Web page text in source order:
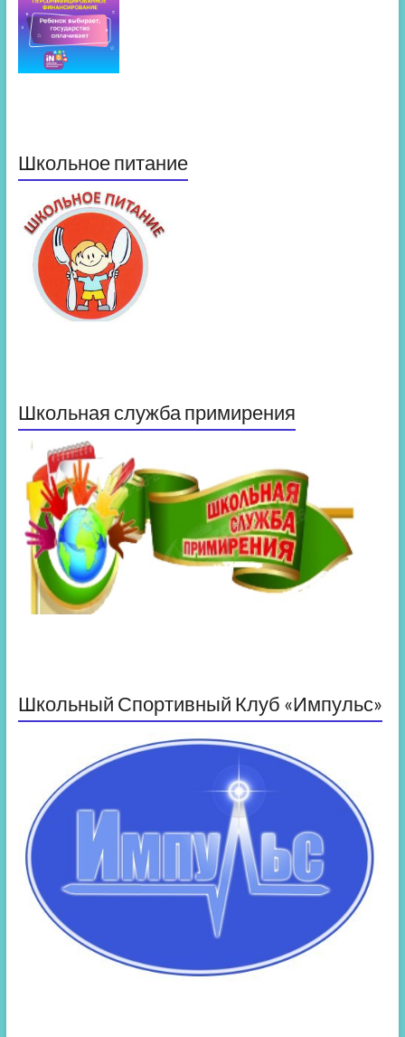
Школьное питание
Школьная служба примирения
Школьный Спортивный Клуб «Импульс»